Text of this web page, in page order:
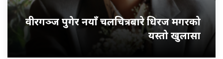
वीरगञ्ज पुगेर नयाँ चलचित्रबारे धिरज मगरको
यस्तो खुलासा